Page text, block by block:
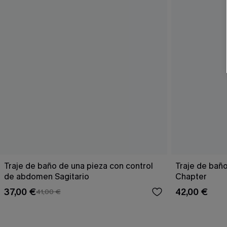
Traje de baño de una pieza con control
de abdomen Sagitario
37,00 €41,00 €
Traje de
Chapter
42,00 €